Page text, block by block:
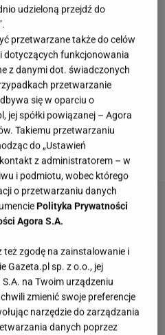
zawsze z
dziedzictwa mistrzów
skrupulatna praca,
produktów
materiały to m.in.
kryształ i borokrzem, a
wiedzy przekazywanej
udzieloną przejdź do
przetwarzane także do celów
dotyczących funkcjonowania
z danymi dot. świadczonych
przetwarzanie
się w oparciu o
jej spółki powiązanej – Agora
Takiemu przetwarzaniu
do „Ustawień
z administratorem – w
i podmiotu, wobec którego
o przetwarzaniu danych
Polityka Prywatności
Agora S.A.
też zgodę na zainstalowanie i
Gazeta.pl sp. z o.o., jej
na Twoim urządzeniu
zmienić swoje preferencje
narzędzie do zarządzania
danych poprzez